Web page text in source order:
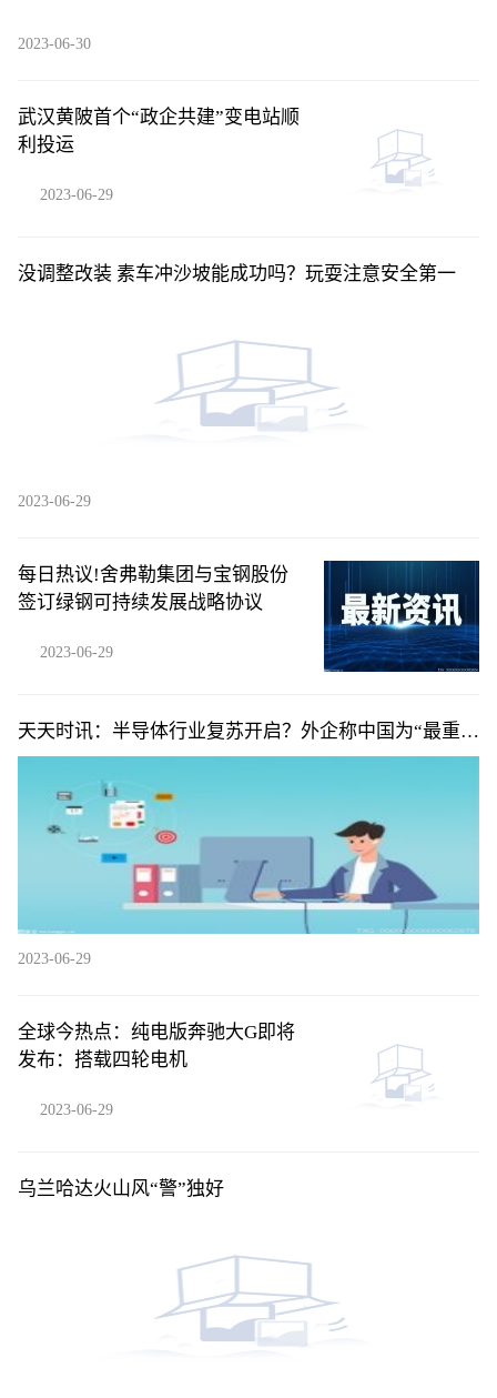
2023-06-30
武汉黄陂首个“政企共建”变电站顺
利投运
2023-06-29
没调整改装 素车冲沙坡能成功吗？玩耍注意安全第一
2023-06-29
每日热议!舍弗勒集团与宝钢股份
签订绿钢可持续发展战略协议
2023-06-29
天天时讯：半导体行业复苏开启？外企称中国为“最重要
的市场，没有之一”
2023-06-29
全球今热点：纯电版奔驰大G即将
发布：搭载四轮电机
2023-06-29
乌兰哈达火山风“警”独好